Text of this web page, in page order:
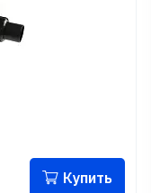
Купить